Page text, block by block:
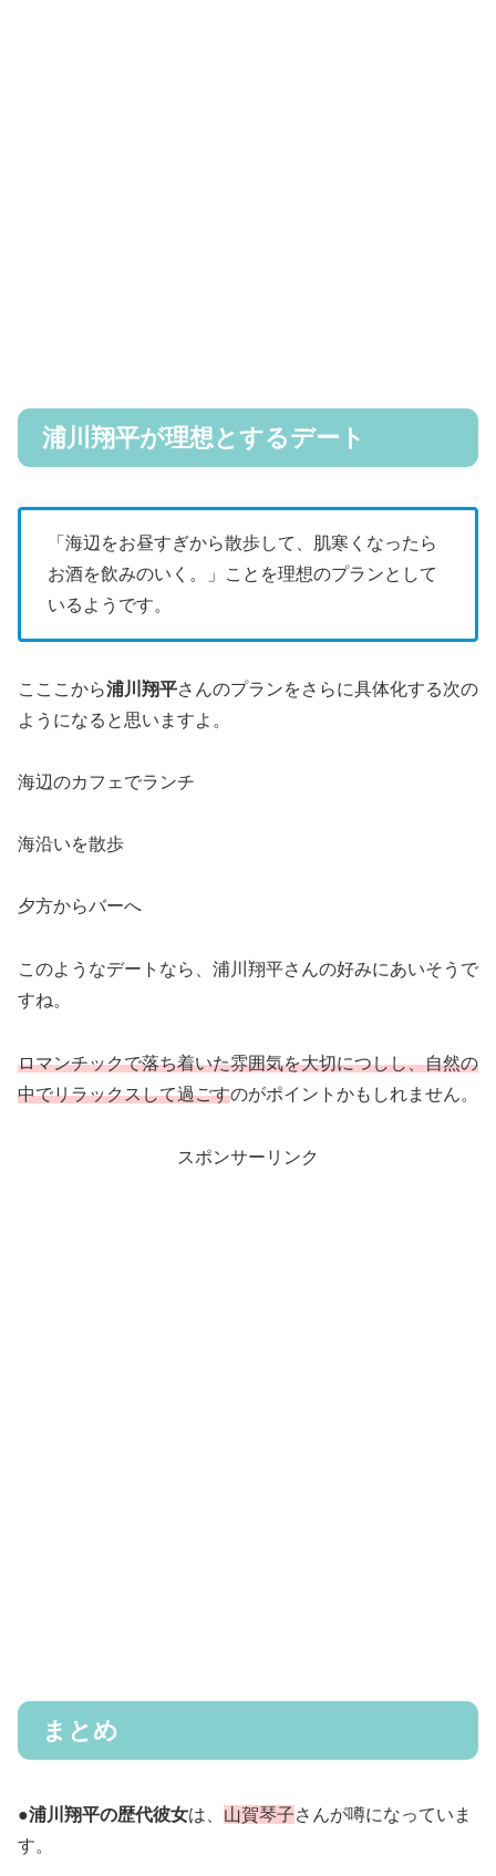
浦川翔平が理想とするデート
「海辺をお昼すぎから散歩して、肌寒くなったら
お酒を飲みのいく。」ことを理想のプランとして
いるようです。
こここから浦川翔平さんのプランをさらに具体化する次の
ようになると思いますよ。
海辺のカフェでランチ
海沿いを散歩
夕方からバーへ
このようなデートなら、浦川翔平さんの好みにあいそうで
すね。
ロマンチックで落ち着いた雰囲気を大切につしし、自然の
中でリラックスして過ごすのがポイントかもしれません。
スポンサーリンク
まとめ
●浦川翔平の歴代彼女は、 山賀琴子さんが噂になっていま
す。